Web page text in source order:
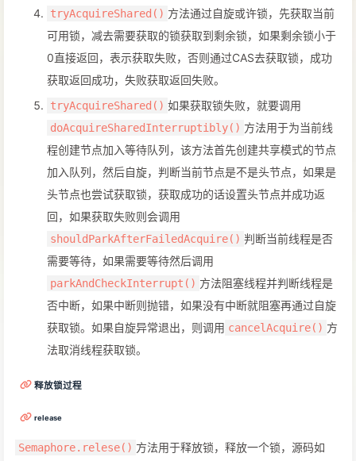
tryAcquireShared() 方法通过自旋或许锁，先获取当前
可用锁，减去需要获取的锁获取到剩余锁，如果剩余锁小于
0直接返回，表示获取失败，否则通过CAS去获取锁，成功
获取返回成功，失败获取返回失败。
tryAcquireShared() 如果获取锁失败，就要调用
doAcquireSharedInterruptibly() 方法用于为当前线
程创建节点加入等待队列，该方法首先创建共享模式的节点
加入队列，然后自旋，判断当前节点是不是头节点，如果是
头节点也尝试获取锁，获取成功的话设置头节点并成功返
回，如果获取失败则会调用
shouldParkAfterFailedAcquire() 判断当前线程是否
需要等待，如果需要等待然后调用
parkAndCheckInterrupt() 方法阻塞线程并判断线程是
否中断，如果中断则抛错，如果没有中断就阻塞再通过自旋
获取锁。如果自旋异常退出，则调用 cancelAcquire() 方
法取消线程获取锁。
释放锁过程
release
Semaphore.relese() 方法用于释放锁，释放一个锁，源码如